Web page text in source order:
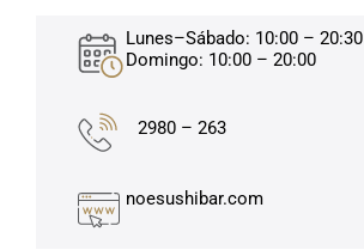
Lunes–Sábado: 10:00 – 20:30
Domingo: 10:00 – 20:00
2980 – 263
noesushibar.com